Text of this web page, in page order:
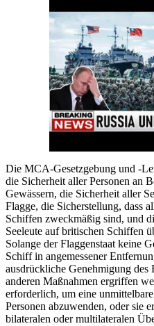
Die MCA-Gesetzgebung und -
die Sicherheit aller Personen an
Gewässern, die Sicherheit aller
Flagge, die Sicherstellung, dass
Schiffen zweckmäßig sind, und
Seeleute auf britischen Schiffen
Solange der Flaggenstaat keine
Schiff in angemessener
ausdrückliche Genehmigung des
anderen Maßnahmen ergriffen
erforderlich, um eine
Personen abzuwenden, oder sie
bilateralen oder multilateralen